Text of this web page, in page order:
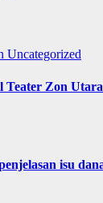
Uncategorized
Teater Zon
isu